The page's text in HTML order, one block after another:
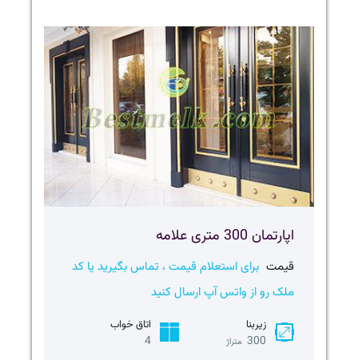
اپارتمان 300 متری علامه
قیمت برای استعلام قیمت ، تماس بگیرید یا کد
ملک رو از واتس آپ ارسال کنید
زیربنا
300 متراژ
اتاق خواب
4